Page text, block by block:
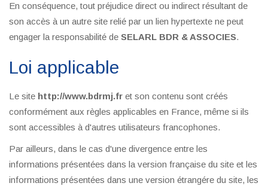
En conséquence, tout préjudice direct ou indirect résultant de
son accès à un autre site relié par un lien hypertexte ne peut
engager la responsabilité de SELARL BDR & ASSOCIES.
Loi applicable
Le site http://www.bdrmj.fr et son contenu sont créés
conformément aux règles applicables en France, même si ils
sont accessibles à d'autres utilisateurs francophones.
Par ailleurs, dans le cas d'une divergence entre les
informations présentées dans la version française du site et les
informations présentées dans une version étrangére du site, les